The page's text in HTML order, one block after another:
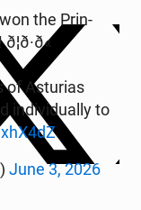
has won the Prin­
of Astu­rias
in­di­vi­du­al­ly to
June 3, 2026